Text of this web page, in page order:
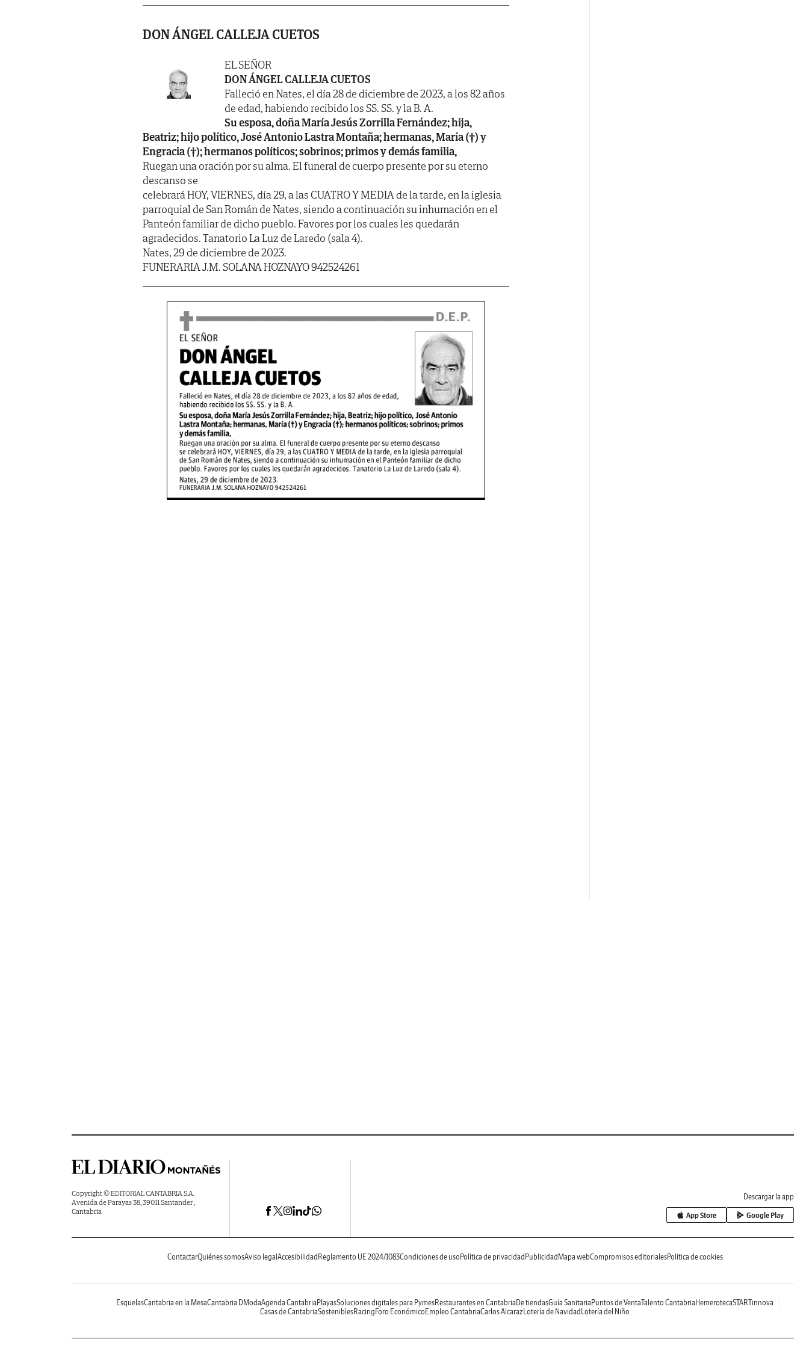
DON ÁNGEL CALLEJA CUETOS
EL SEÑOR
DON ÁNGEL CALLEJA CUETOS
Falleció en Nates, el día 28 de diciembre de 2023, a los 82 años
de edad, habiendo recibido los SS. SS. y la B. A.
Su esposa, doña María Jesús Zorrilla Fernández; hija,
Beatriz; hijo político, José Antonio Lastra Montaña; hermanas, María (†) y
Engracia (†); hermanos políticos; sobrinos; primos y demás familia,
Ruegan una oración por su alma. El funeral de cuerpo presente por su eterno
descanso se
celebrará HOY, VIERNES, día 29, a las CUATRO Y MEDIA de la tarde, en la iglesia
parroquial de San Román de Nates, siendo a continuación su inhumación en el
Panteón familiar de dicho pueblo. Favores por los cuales les quedarán
agradecidos. Tanatorio La Luz de Laredo (sala 4).
Nates, 29 de diciembre de 2023.
FUNERARIA J.M. SOLANA HOZNAYO 942524261
Copyright © EDITORIAL CANTABRIA S.A.
Avenida de Parayas 38, 39011 Santander ,
Cantabria
Descargar la app
App Store Google Play
ContactarQuiénes somosAviso legal Accesibilidad Reglamento UE 2024/1083Condiciones de uso Política de privacidad Publicidad Mapa webCompromisos editorialesPolítica de cookies
EsquelasCantabria en la MesaCantabria DModaAgenda Cantabria PlayasSoluciones digitales para PymesRestaurantes en Cantabria De tiendasGuía Sanitaria Puntos de VentaTalento Cantabria HemerotecaSTARTinnova
Casas de CantabriaSosteniblesRacing Foro Económico Empleo CantabriaCarlos AlcarazLotería de Navidad Lotería del Niño